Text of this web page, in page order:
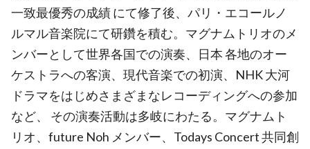
一致最優秀の成績 にて修了後、パリ・エコールノ
ルマル音楽院にて研鑽を積む。マグナムトリオのメ
ンバーとして世界各国での演奏、日本 各地のオー
ケストラへの客演、現代音楽での初演、NHK 大河
ドラマをはじめさまざまなレコーディングへの参加
など、 その演奏活動は多岐にわたる。マグナムト
リオ、future Noh メンバー、Todays Concert 共同創